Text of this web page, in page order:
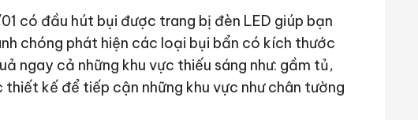
có đầu hút bụi được trang bị đèn LED giúp bạn
chóng phát hiện các loại bụi bẩn có kích thước
ngay cả những khu vực thiếu sáng như: gầm tủ,
kế để tiếp cận những khu vực như chân tường